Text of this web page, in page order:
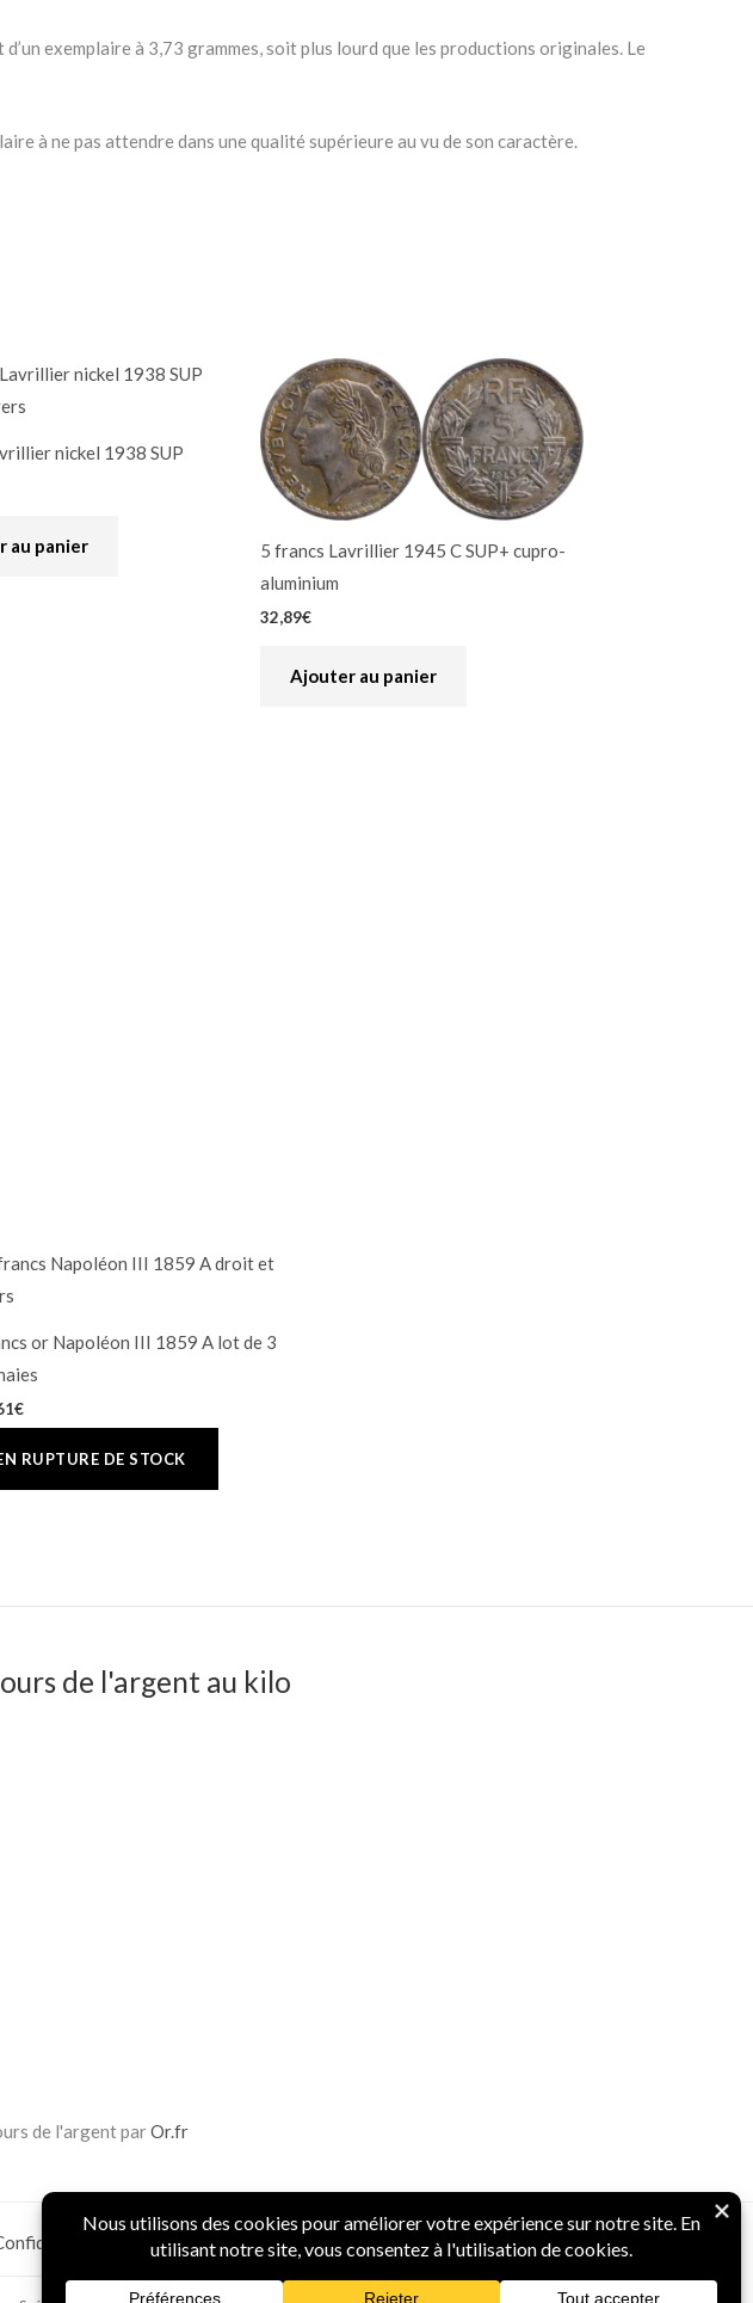
exemplaire à 3,73 grammes, soit plus lourd que les productions originales. Le
à ne pas attendre dans une qualité supérieure au vu de son caractère.
nickel 1938 SUP
au panier
5 francs Lavrillier 1945 C SUP+ cupro-
aluminium
32,89€
Ajouter au panier
or Napoléon III 1859 A lot de 3
€
de l'argent au kilo
de l'argent parOr.fr
Sécurité Powered by Parlons Monnaies